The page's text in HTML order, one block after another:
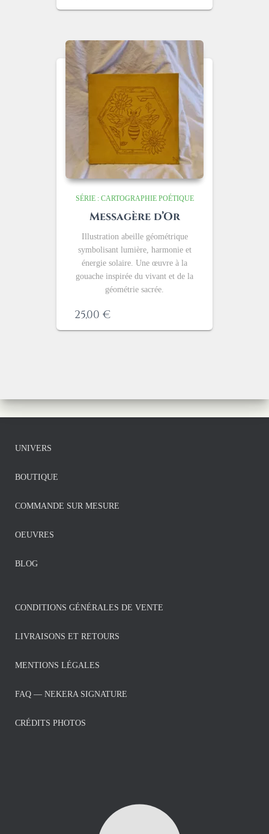
SÉRIE : CARTOGRAPHIE POÉTIQUE
Messagère d’Or
Illustration abeille géométrique
symbolisant lumière, harmonie et
énergie solaire. Une œuvre à la
gouache inspirée du vivant et de la
géométrie sacrée.
25,00 €
UNIVERS
BOUTIQUE
COMMANDE SUR MESURE
OEUVRES
BLOG
CONDITIONS GÉNÉRALES DE VENTE
LIVRAISONS ET RETOURS
MENTIONS LÉGALES
FAQ — NEKERA SIGNATURE
CRÉDITS PHOTOS